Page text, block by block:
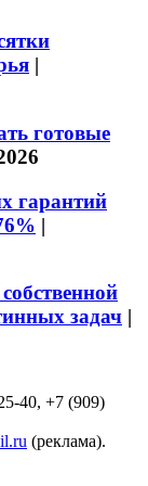
|
готовые
гарантий
|
задач |
40, +7 (909)
(реклама).